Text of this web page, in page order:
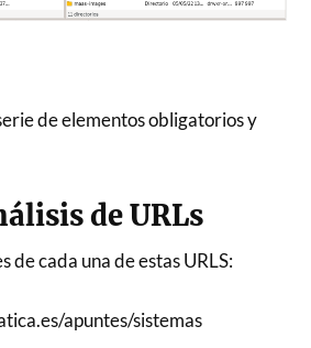
de elementos obligatorios y
de URLs
de cada una de estas URLS:
apuntes/sistemas